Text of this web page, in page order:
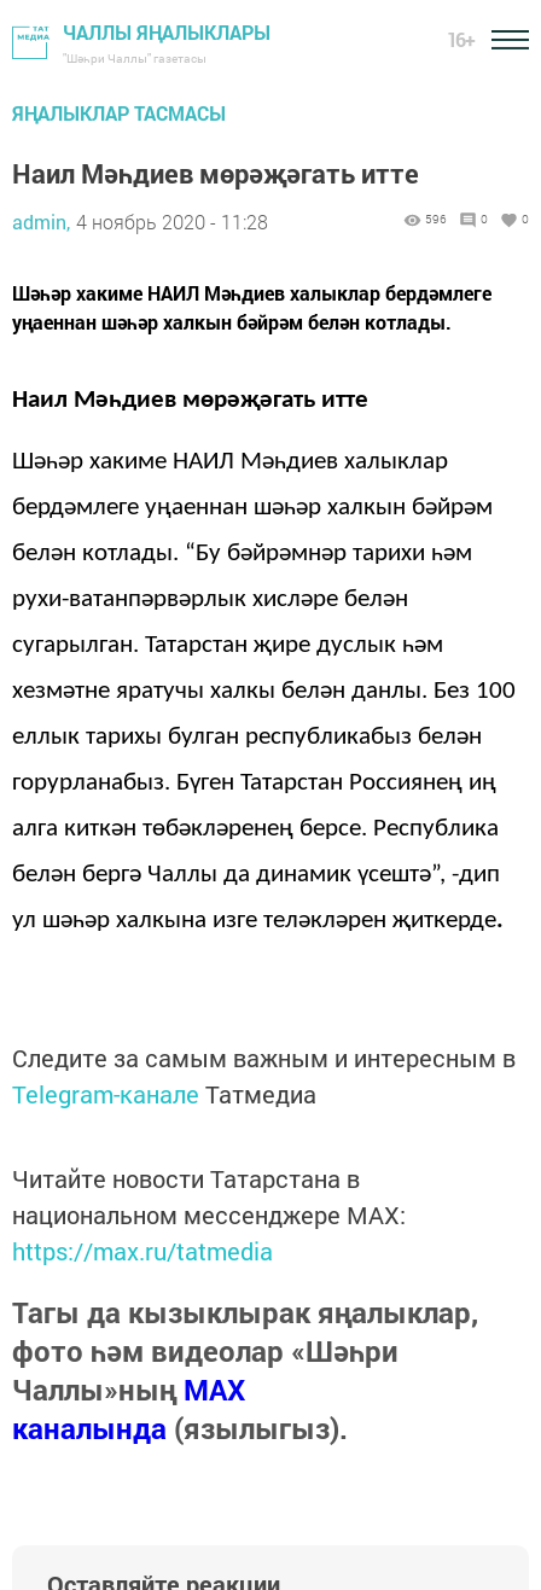
ЧАЛЛЫ ЯҢАЛЫКЛАРЫ
"Шәһри Чаллы" газетасы
16+
ЯҢАЛЫКЛАР ТАСМАСЫ
Наил Мәһдиев мөрәҗәгать итте
admin, 4 ноябрь 2020 - 11:28 596 0 0
Шәһәр хакиме НАИЛ Мәһдиев халыклар бердәмлеге
уңаеннан шәһәр халкын бәйрәм белән котлады.
Наил Мәһдиев мөрәҗәгать итте
Шәһәр хакиме НАИЛ Мәһдиев халыклар
бердәмлеге уңаеннан шәһәр халкын бәйрәм
белән котлады. “Бу бәйрәмнәр тарихи һәм
рухи-ватанпәрвәрлык хисләре белән
сугарылган. Татарстан җире дуслык һәм
хезмәтне яратучы халкы белән данлы. Без 100
еллык тарихы булган республикабыз белән
горурланабыз. Бүген Татарстан Россиянең иң
алга киткән төбәкләренең берсе. Республика
белән бергә Чаллы да динамик үсештә”, -дип
ул шәһәр халкына изге теләкләрен җиткерде.
Следите за самым важным и интересным в
Telegram-канале Татмедиа
Читайте новости Татарстана в
национальном мессенджере MАХ:
https://max.ru/tatmedia
Тагы да кызыклырак яңалыклар,
фото һәм видеолар «Шәһри
Чаллы»ныңMAX
каналында (язылыгыз).
Оставляйте реакции